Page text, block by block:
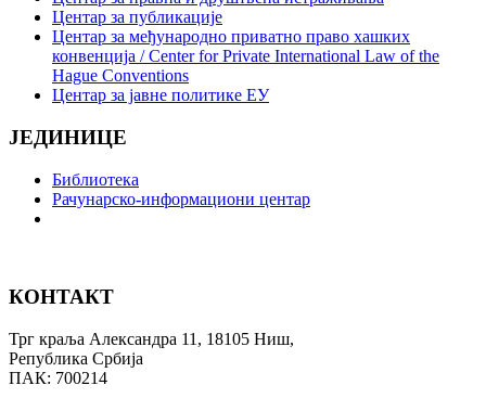
Центар за публикације
Центар за међународно приватно право хашких
конвенција / Center for Private International Law of the
Hague Conventions
Центар за јавне политике ЕУ
ЈЕДИНИЦЕ
Библиотека
Рачунарско-информациони центар
КОНТАКТ
Трг краља Александра 11, 18105 Ниш,
Република Србија
ПАК: 700214